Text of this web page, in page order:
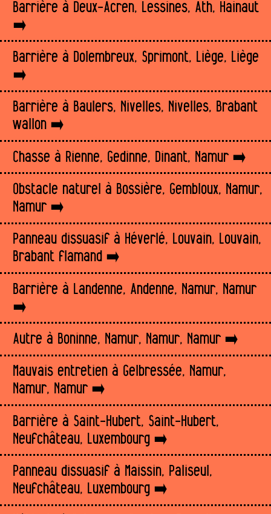
Barrière à Deux-Acren, Lessines, Ath, Hainaut
Barrière à Dolembreux, Sprimont, Liège, Liège
Barrière à Baulers, Nivelles, Nivelles, Brabant
wallon
Chasse à Rienne, Gedinne, Dinant, Namur
Obstacle naturel à Bossière, Gembloux, Namur,
Namur
Panneau dissuasif à Héverlé, Louvain, Louvain,
Brabant flamand
Barrière à Landenne, Andenne, Namur, Namur
Autre à Boninne, Namur, Namur, Namur
Mauvais entretien à Gelbressée, Namur,
Namur, Namur
Barrière à Saint-Hubert, Saint-Hubert,
Neufchâteau, Luxembourg
Panneau dissuasif à Maissin, Paliseul,
Neufchâteau, Luxembourg